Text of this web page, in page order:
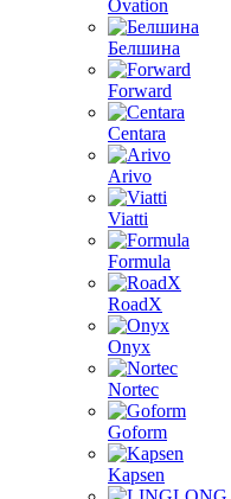
Ovation
Белшина
Forward
Centara
Arivo
Viatti
Formula
RoadX
Onyx
Nortec
Goform
Kapsen